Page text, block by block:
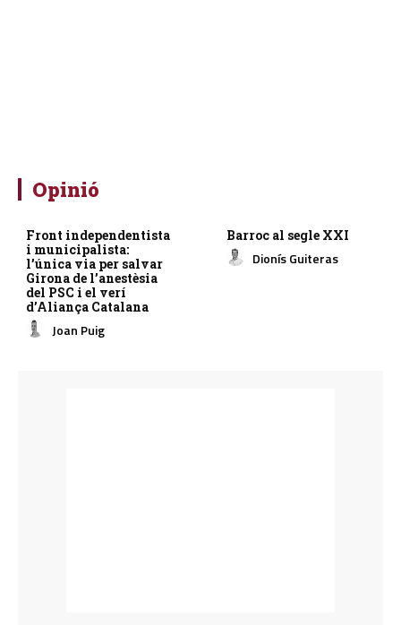
Opinió
Front independentista
i municipalista:
l’única via per salvar
Girona de l’anestèsia
del PSC i el verí
d’Aliança Catalana
Joan Puig
Barroc al segle XXI
Dionís Guiteras